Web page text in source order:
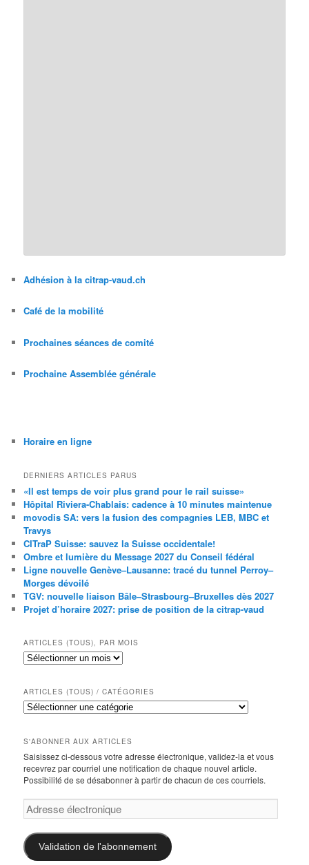
Adhésion à la citrap-vaud.ch
Café de la mobilité
Prochaines séances de comité
Prochaine Assemblée générale
Horaire en ligne
DERNIERS ARTICLES PARUS
«Il est temps de voir plus grand pour le rail suisse»
Hôpital Riviera-Chablais: cadence à 10 minutes maintenue
movodis SA: vers la fusion des compagnies LEB, MBC et
Travys
CITraP Suisse: sauvez la Suisse occidentale!
Ombre et lumière du Message 2027 du Conseil fédéral
Ligne nouvelle Genève–Lausanne: tracé du tunnel Perroy–
Morges dévoilé
TGV: nouvelle liaison Bâle–Strasbourg–Bruxelles dès 2027
Projet d’horaire 2027: prise de position de la citrap-vaud
ARTICLES (TOUS), PAR MOIS
Articles
(tous),
mois
ARTICLES (TOUS) / CATÉGORIES
Articles
(tous)
catégories
S'ABONNER AUX ARTICLES
Saisissez ci-dessous votre adresse électronique, validez-la et vous
recevrez par courriel une notification de chaque nouvel article.
Possibilité de se désabonner à partir de chacun de ces courriels.
Adresse
électronique
Validation de l'abonnement